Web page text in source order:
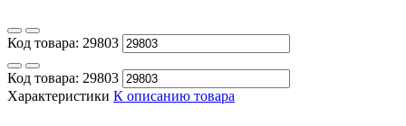
Код товара: 29803
Код товара: 29803
Характеристики К описанию товара